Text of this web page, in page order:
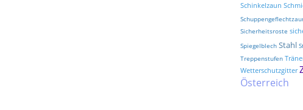
Schinkelzaun
Sicherheitsroste
Spiegelblech Stahl
Treppenstufen
Wetterschutzgitter
Österreich